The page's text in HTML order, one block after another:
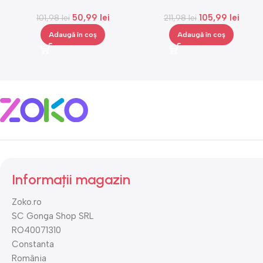
Gonga®
101,98lei 50,99 lei
Adaugă în coș
211,98lei 105,99 lei
Adaugă în coș
Informații magazin
Zoko.ro
SC Gonga Shop SRL
RO40071310
Constanta
România